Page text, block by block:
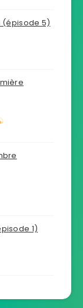
(épisode 5)
1)